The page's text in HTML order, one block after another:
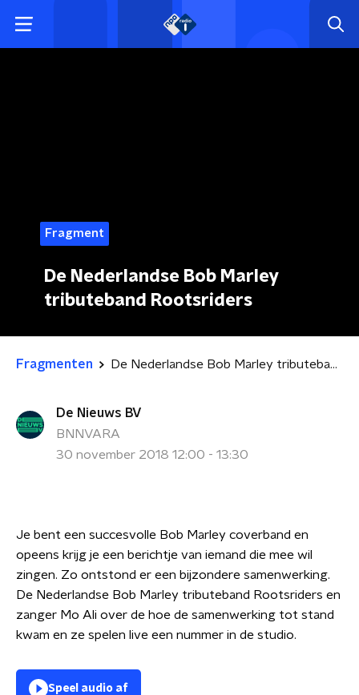
Fragment
De Nederlandse Bob Marley
tributeband Rootsriders
Fragmenten De Nederlandse Bob Marley tributeband Rootsriders
De Nieuws BV
BNNVARA
30 november 2018 12:00 - 13:30
Je bent een succesvolle Bob Marley coverband en
opeens krijg je een berichtje van iemand die mee wil
zingen. Zo ontstond er een bijzondere samenwerking.
De Nederlandse Bob Marley tributeband Rootsriders en
zanger Mo Ali over de hoe de samenwerking tot stand
kwam en ze spelen live een nummer in de studio.
Speel audio af